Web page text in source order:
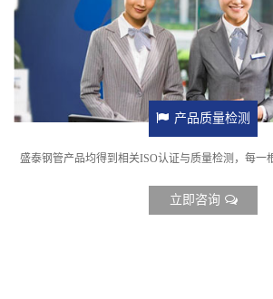
产品质量检测
盛泰钢管产品均得到相关ISO认证与质量检测，每一
立即咨询